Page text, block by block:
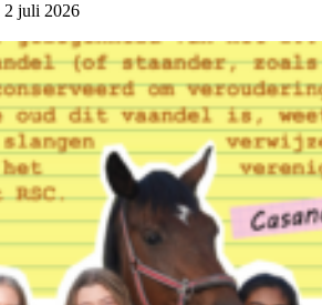
2 juli 2026